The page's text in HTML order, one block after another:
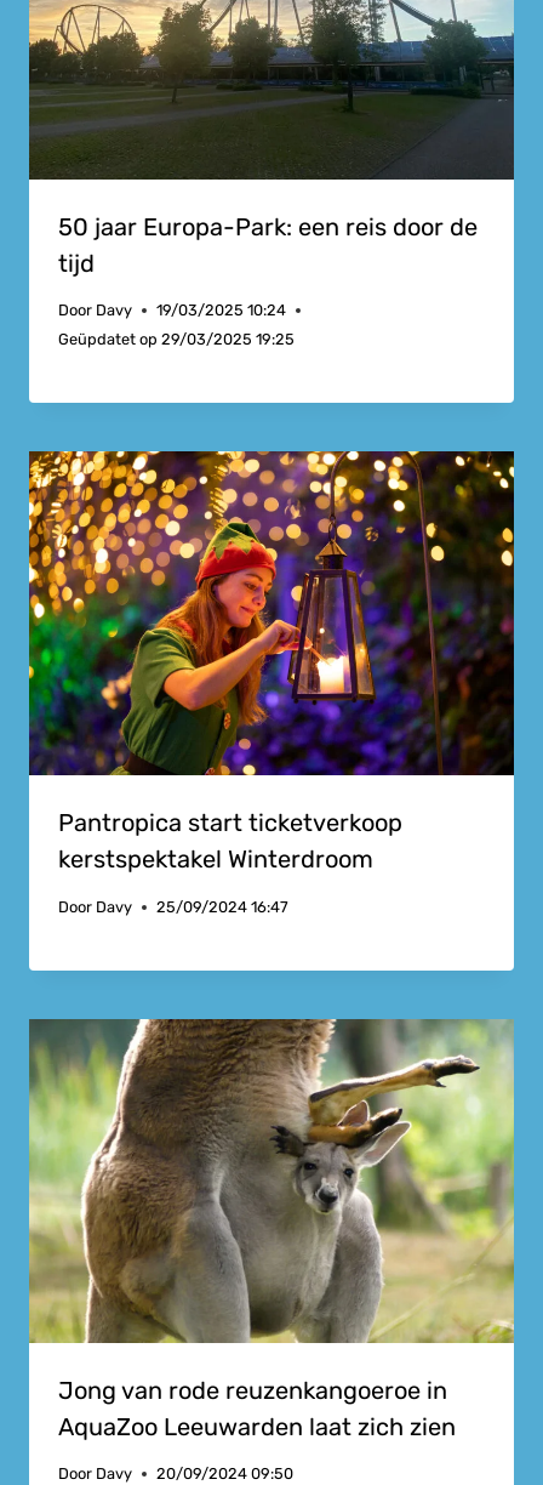
50 jaar Europa-Park: een reis door de
tijd
Door Davy
19/03/2025 10:24
Geüpdatet op 29/03/2025 19:25
Pantropica start ticketverkoop
kerstspektakel Winterdroom
Door Davy 25/09/2024 16:47
Jong van rode reuzenkangoeroe in
AquaZoo Leeuwarden laat zich zien
Door Davy 20/09/2024 09:50